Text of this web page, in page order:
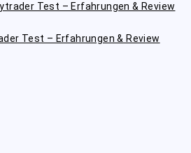
Test – Erfahrungen & Review
Test – Erfahrungen & Review